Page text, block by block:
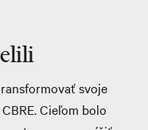
svoje
Cieľom bolo